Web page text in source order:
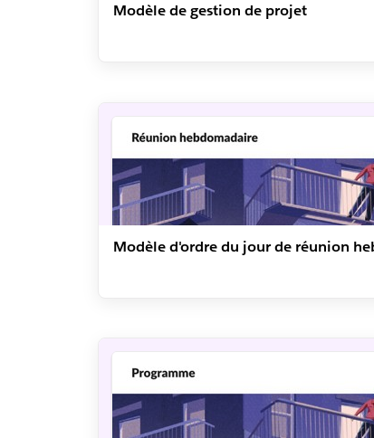
Modèle de gestion de projet
Modèle d'ordre du jour de réunion